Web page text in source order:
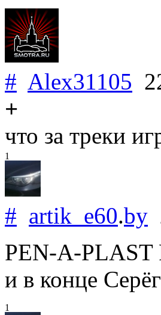
# Alex31105
+
что за треки
1
# artik_e60.by
PEN-A-PLAST
и в конце
1